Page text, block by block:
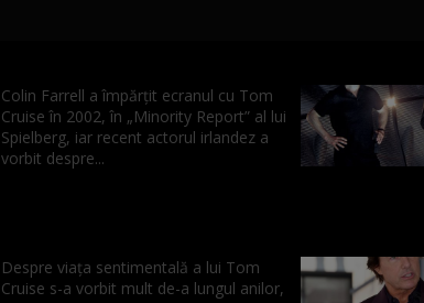
Colin Farrell a împărțit ecranul cu Tom
Cruise în 2002, în „Minority Report” al lui
Spielberg, iar recent actorul irlandez a
vorbit despre...
Despre viața sentimentală a lui Tom
Cruise s-a vorbit mult de-a lungul anilor,